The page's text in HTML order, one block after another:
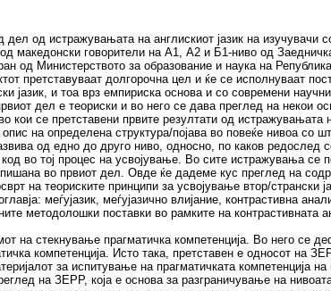
од истражувањата на англискиот јазик на изучувачи
од македонски говорители на А1, А2 и Б1-ниво од
од Министерството за образование и наука на
претставуваат долгорочна цел и ќе се исполнуваат
јазик, и тоа врз емпириска основа и со современи
дел е теориски и во него се дава преглед на некои
кои се претставени првите резултати од истражувањата
на определена структура/појава во повеќе нивоа со
од едно до друго ниво, односно, по каков редослед
во тој процес на усвојување. Во сите истражувања се
во првиот дел. Овде ќе дадеме кус преглед на
на теориските принципи за усвојување втор/странски
меѓујазик, меѓујазично влијание, контрастивна
методолошки поставки во рамките на контрастивната
на стекнување прагматичка компетенција. Во него се
компетенција. Исто така, претставен е односот на
за испитување на прагматичката компетенција на
на ЗЕРР, која е основа за разграничување на